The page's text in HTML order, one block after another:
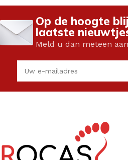
Op de hoogte
laatste
Meld u dan meteen